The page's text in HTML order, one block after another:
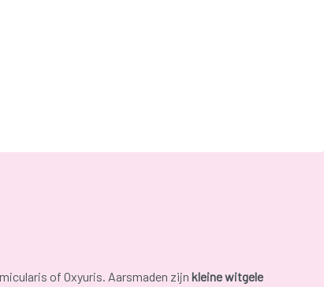
of Oxyuris. Aarsmaden zijn kleine witgele